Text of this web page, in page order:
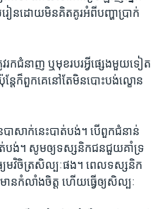
ៀនដោយមិនគិតគូរអំពីបញ្ហាប្រាក់
វរកជំនាញ ឬមុខរបរអ្វីផ្សេងមួយទៀត
តែក៏ពួកគេនៅតែមិនបោះបង់ល្ខោន
បាសាក់នេះបាត់បង់។ បើពួកជំនាន់
ត់បង់។ សូមឲ្យទស្សនិកជនជួយគាំទ្រ
មវិចិត្រសិល្បៈផង។ ពេលទស្សនិក
នកំលាំងចិត្ត ហើយធ្វើឲ្យសិល្បៈ